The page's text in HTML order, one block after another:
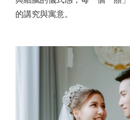
的講究與寓意。